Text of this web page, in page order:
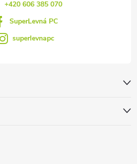
+420 606 385 070
SuperLevná PC
superlevnapc